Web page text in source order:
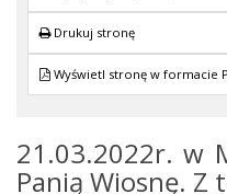
Drukuj stronę
Wyświetl stronę w formacie
21.03.2022r. w
Panią Wiosnę. Z